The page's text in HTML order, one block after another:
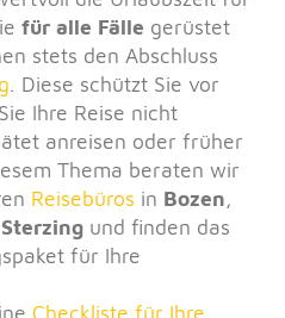
für alle Fälle gerüstet
stets den Abschluss
. Diese schützt Sie vor
Ihre Reise nicht
anreisen oder früher
Thema beraten wir
Reisebüros in Bozen,
und finden das
für Ihre
Checkliste für Ihre